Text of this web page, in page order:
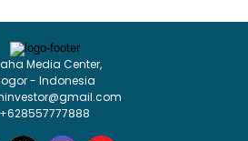
Media Center,
- Indonesia
+628557777888